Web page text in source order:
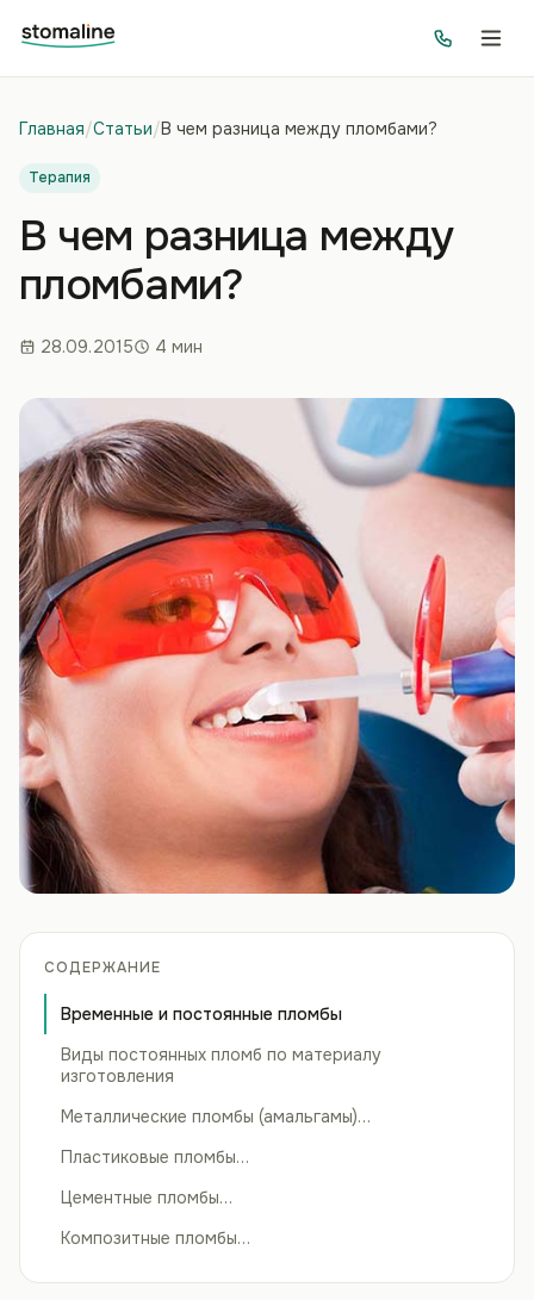
Главная/Статьи/В чем разница между пломбами?
Терапия
В чем разница между
пломбами?
28.09.2015 4 мин
СОДЕРЖАНИЕ
Временные и постоянные пломбы
Виды постоянных пломб по материалу
изготовления
Металлические пломбы (амальгамы)…
Пластиковые пломбы…
Цементные пломбы…
Композитные пломбы…